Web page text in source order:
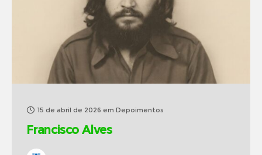
15 de abril de 2026 em Depoimentos
Francisco Alves